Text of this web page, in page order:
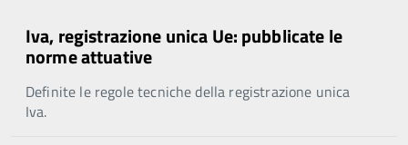
Iva, registrazione unica Ue: pubblicate le
norme attuative
Definite le regole tecniche della registrazione unica
Iva.